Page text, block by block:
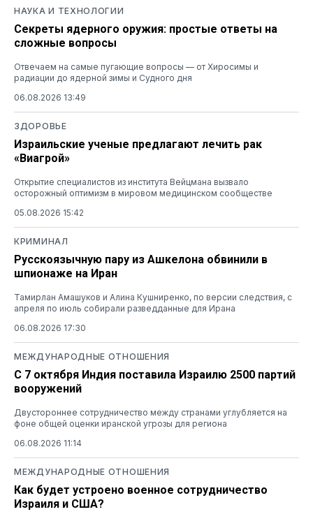
НАУКА И ТЕХНОЛОГИИ
Секреты ядерного оружия: простые ответы на
сложные вопросы
Отвечаем на самые пугающие вопросы — от Хиросимы и
радиации до ядерной зимы и Судного дня
06.08.2026 13:49
ЗДОРОВЬЕ
Израильские ученые предлагают лечить рак
«Виагрой»
Открытие специалистов из института Вейцмана вызвало
осторожный оптимизм в мировом медицинском сообществе
05.08.2026 15:42
КРИМИНАЛ
Русскоязычную пару из Ашкелона обвинили в
шпионаже на Иран
Тамирлан Амашуков и Алина Кушниренко, по версии следствия, с
апреля по июль собирали разведданные для Ирана
06.08.2026 17:30
МЕЖДУНАРОДНЫЕ ОТНОШЕНИЯ
С 7 октября Индия поставила Израилю 2500 партий
вооружений
Двустороннее сотрудничество между странами углубляется на
фоне общей оценки иранской угрозы для региона
06.08.2026 11:14
МЕЖДУНАРОДНЫЕ ОТНОШЕНИЯ
Как будет устроено военное сотрудничество
Израиля и США?